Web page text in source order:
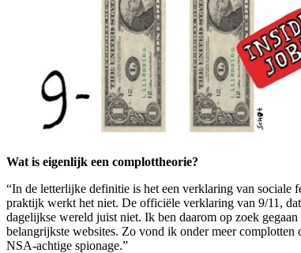
Wat is eigenlijk een complottheorie?
“In de letterlijke definitie is het een verklaring van sociale
praktijk werkt het niet. De officiële verklaring van 9/11,
dagelijkse wereld juist niet. Ik ben daarom op zoek
belangrijkste websites. Zo vond ik onder meer complotten
NSA-achtige spionage.”